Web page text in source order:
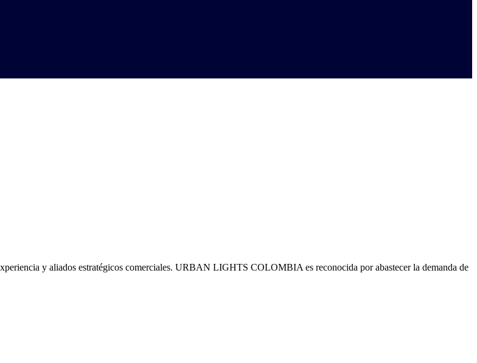
y aliados estratégicos comerciales. URBAN LIGHTS COLOMBIA es reconocida por abastecer la demanda de